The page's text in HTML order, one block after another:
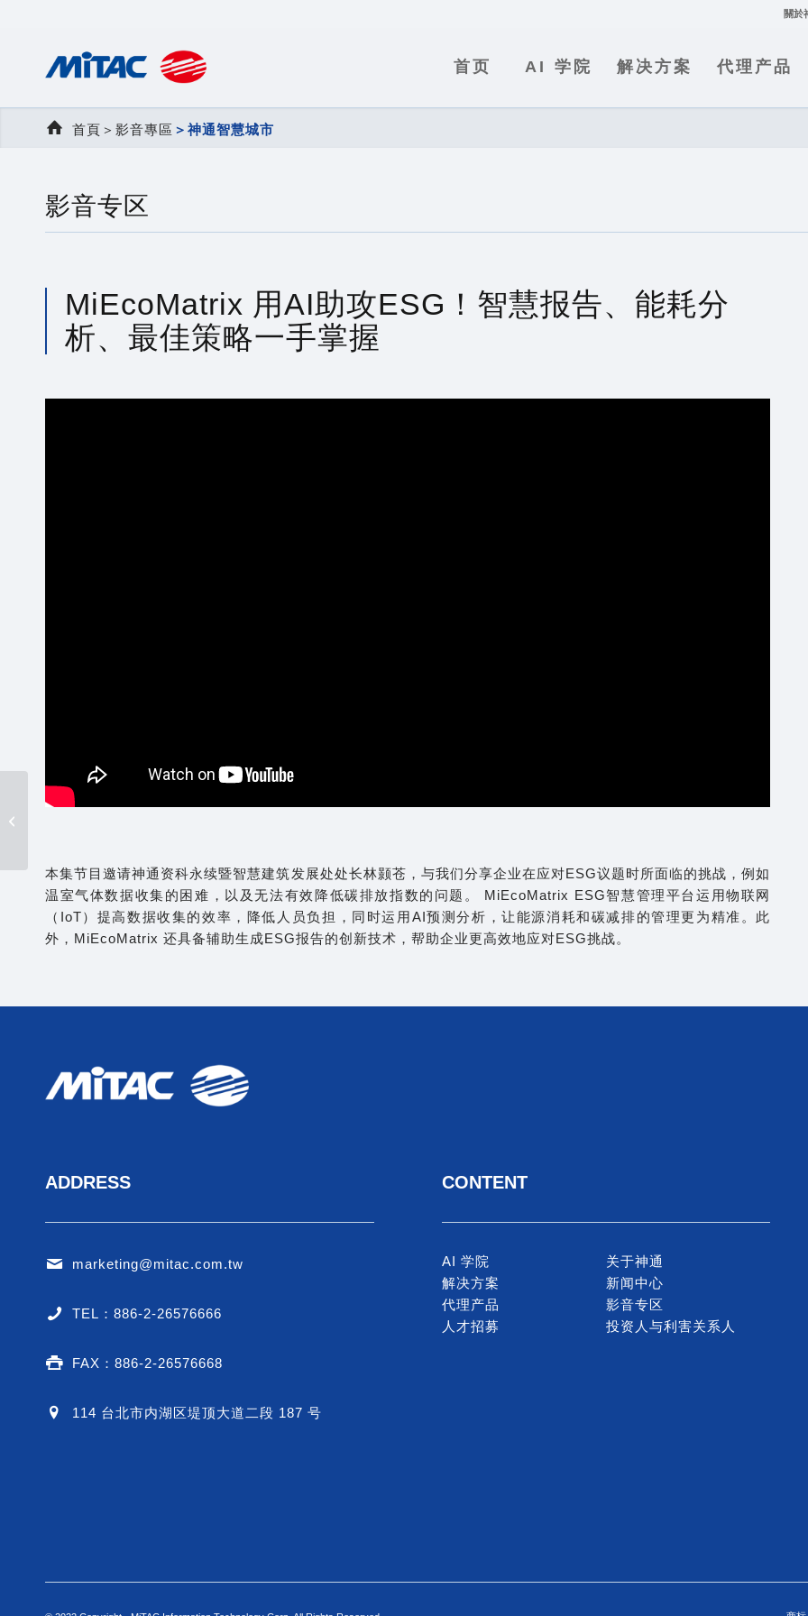
關於
首页 AI 学院 解决方案 代理产品
首頁 ＞ 影音專區 ＞ 神通智慧城市
影音专区
MiEcoMatrix 用AI助攻ESG！智慧报告、能耗分
析、最佳策略一手掌握
本集节目邀请神通资科永续暨智慧建筑发展处处长林颢苍，与我们分享企业在应对ESG议题时所面临的挑战，例如
温室气体数据收集的困难，以及无法有效降低碳排放指数的问题。 MiEcoMatrix ESG智慧管理平台运用物联网
（IoT）提高数据收集的效率，降低人员负担，同时运用AI预测分析，让能源消耗和碳减排的管理更为精准。此
外，MiEcoMatrix 还具备辅助生成ESG报告的创新技术，帮助企业更高效地应对ESG挑战。
ADDRESS
marketing@mitac.com.tw
TEL：886-2-26576666
FAX：886-2-26576668
114 台北市内湖区堤顶大道二段 187 号
CONTENT
AI 学院
解决方案
代理产品
人才招募
关于神通
新闻中心
影音专区
投资人与利害关系人